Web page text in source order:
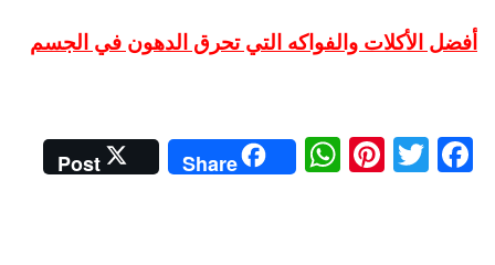
أفضل الأكلات والفواكه التي تحرق الدهون في الجسم
Fa
T
Pi
W
ha
Share
Post